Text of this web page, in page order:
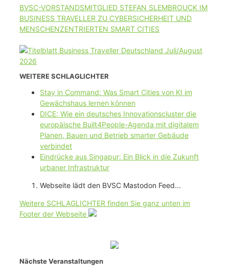
BVSC-VORSTANDSMITGLIED STEFAN SLEMBROUCK IM
BUSINESS TRAVELLER ZU CYBERSICHERHEIT UND
MENSCHENZENTRIERTEN SMART CITIES
WEITERE SCHLAGLICHTER
Stay in Command: Was Smart Cities von KI im
Gewächshaus lernen können
DICE: Wie ein deutsches Innovationscluster die
europäische Built4People-Agenda mit digitalem
Planen, Bauen und Betrieb smarter Gebäude
verbindet
Eindrücke aus Singapur: Ein Blick in die Zukunft
urbaner Infrastruktur
Webseite lädt den BVSC Mastodon Feed...
Weitere SCHLAGLICHTER finden Sie ganz unten im
Footer der Webseite
Nächste Veranstaltungen